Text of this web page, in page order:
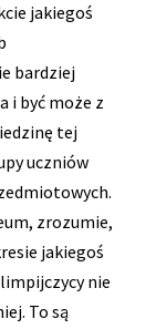
jakiegoś
bardziej
i być może z
tej
uczniów
zrozumie,
jakiegoś
nie
To są